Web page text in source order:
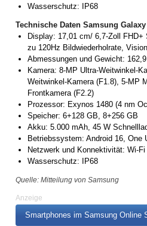
Wasserschutz: IP68
Technische Daten Samsung Galaxy
Display: 17,01 cm/ 6,7-Zoll FHD+
zu 120Hz Bildwiederholrate,
Abmessungen und Gewicht:
Kamera: 8-MP Ultra-Weitwinkel-
Weitwinkel-Kamera (F1.8), 5-MP
Frontkamera (F2.2)
Prozessor: Exynos 1480 (4 nm
Speicher: 6+128 GB, 8+256 GB
Akku: 5.000 mAh, 45 W
Betriebssystem: Android 16, One
Netzwerk und Konnektivität: Wi-
Wasserschutz: IP68
Quelle: Mitteilung von Samsung
Anzeige
Smartphones im Samsung Online